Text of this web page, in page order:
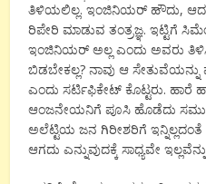
ತಿಳಿಯಲಿಲ್ಲ. ಇಂಜಿನಿಯರ್ ಹೌದು,
ರಿಪೇರಿ ಮಾಡುವ ತಂತ್ರಜ್ಞ. ಇಟ್ಟಿಗೆ
ಇಂಜಿನಿಯರ್ ಅಲ್ಲ ಎಂದು ಅವರು
ಬಿಡಬೇಕಲ್ಲ? ನಾವು ಆ ಸೇತುವೆಯನ್ನು
ಎಂದು ಸರ್ಟಿಫಿಕೇಟ್ ಕೊಟ್ಟರು. ಹಾರೆ
ಆಂಜನೇಯನಿಗೆ ಪೂಸಿ ಹೊಡೆದು
ಅಲೆಟ್ಟಿಯ ಜನ ಗಿರೀಶರಿಗೆ ಇನ್ನಿಲ್ಲದಂತೆ
ಆಗದು ಎನ್ನುವುದಕ್ಕೆ ಸಾಧ್ಯವೇ